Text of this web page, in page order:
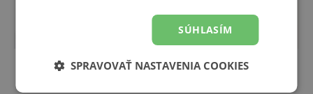
SÚHLASÍM
SPRAVOVAŤ NASTAVENIA COOKIES